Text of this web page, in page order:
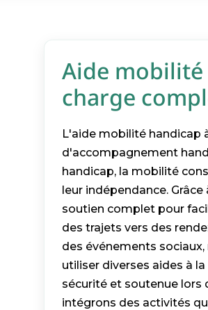
Aide mobilité
charge
L'aide mobilité handicap
d'accompagnement
handicap, la mobilité
leur indépendance.
soutien complet pour
des trajets vers des
des événements
utiliser diverses aides à
sécurité et soutenue lors
intégrons des activités